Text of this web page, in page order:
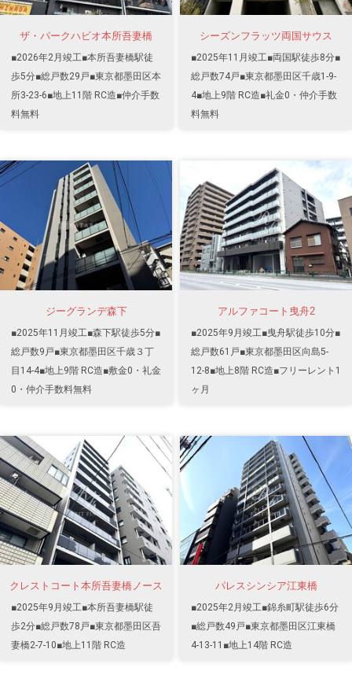
ザ・パークハビオ本所吾妻橋
■2026年2月竣工■本所吾妻橋駅徒
歩5分■総戸数29戸■東京都墨田区本
所3-23-6■地上11階 RC造■仲介手数
料無料
シーズンフラッツ両国サウス
■2025年11月竣工■両国駅徒歩8分■
総戸数74戸■東京都墨田区千歳1-9-
4■地上9階 RC造■礼金0・仲介手数
料無料
ジーグランデ森下
■2025年11月竣工■森下駅徒歩5分■
総戸数9戸■東京都墨田区千歳３丁
目14-4■地上9階 RC造■敷金0・礼金
0・仲介手数料無料
アルファコート曳舟2
■2025年9月竣工■曳舟駅徒歩10分■
総戸数61戸■東京都墨田区向島5-
12-8■地上8階 RC造■フリーレント1
ヶ月
クレストコート本所吾妻橋ノース
■2025年9月竣工■本所吾妻橋駅徒
歩2分■総戸数78戸■東京都墨田区吾
妻橋2-7-10■地上11階 RC造
パレスシンシア江東橋
■2025年2月竣工■錦糸町駅徒歩6分
■総戸数49戸■東京都墨田区江東橋
4-13-11■地上14階 RC造